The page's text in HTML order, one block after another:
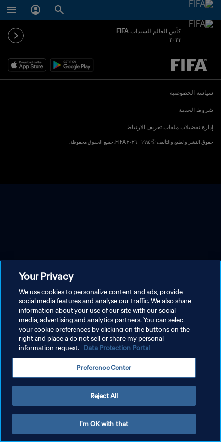
كأس العالم للسيدات FIFA
٢٠٢٣
يُحدَّد لاحقاً ضد يُحدَّد لاحقاً
سياسة الخصوصية
شروط الخدمة
إدارة تفضيلات ملفات تعريف الارتباط
حقوق النشر والطبع والتأليف © ١٩٩٤ - ٢٠٢٦ FIFA. جميع الحقوق محفوظة.
Your Privacy
We use cookies to personalize content and ads, provide
social media features and analyse our traffic. We also share
information about your use of our site with our social
media, advertising and analytics partners. You can select
your cookie preferences by clicking on the buttons on the
right and place a do not sell or share my personal
information request. Data Protection Portal
Preference Center
Reject All
I'm OK with that